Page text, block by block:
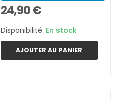
24,90 €
Disponibilité: En stock
AJOUTER AU PANIER